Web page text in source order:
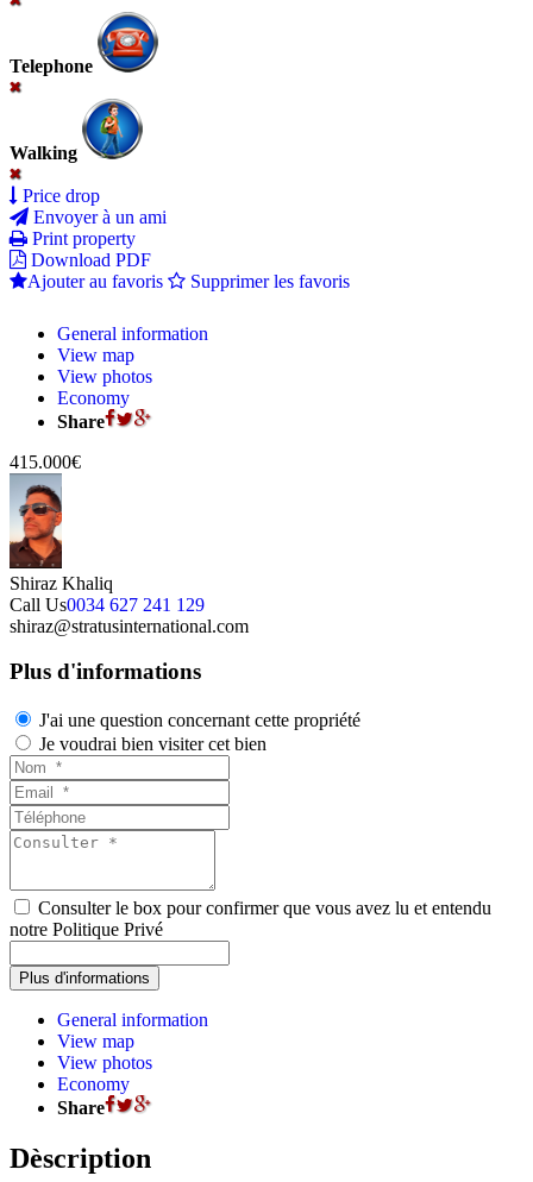
Telephone
Walking
Price drop
Envoyer à un ami
Print property
Download PDF
Ajouter au favoris
Supprimer les favoris
General information
View map
View photos
Economy
Share
415.000€
Shiraz Khaliq
Call Us0034 627 241 129
shiraz@stratusinternational.com
Plus d'informations
J'ai une question concernant cette propriété
Je voudrai bien visiter cet bien
Consulter le box pour confirmer que vous avez lu et entendu
notre Politique Privé
General information
View map
View photos
Economy
Share
Dèscription